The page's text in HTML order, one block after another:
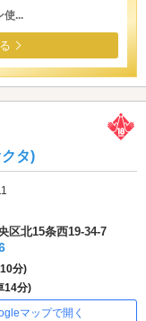
使...
タ)
星のうち4
区北15条西19-34-7
分)
14分)
マップで開く